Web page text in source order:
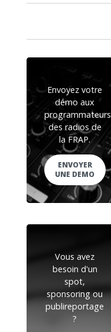
Envoyez votre
démo aux
programmateurs
des radios de
la FRAP.
ENVOYER
UNE DEMO
Vous avez
besoin d'un
spot,
sponsoring ou
publireportage
?